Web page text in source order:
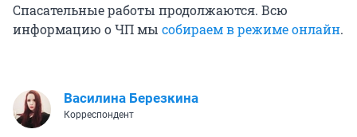
Спасательные работы продолжаются. Всю
информацию о ЧП мы собираем в режиме онлайн.
Василина Березкина
Корреспондент